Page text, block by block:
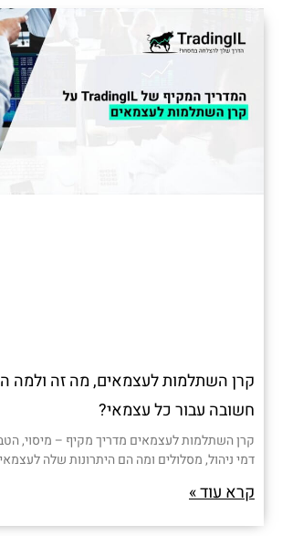
קרן השתלמות לעצמאים, מה זה ולמה
חשובה עבור כל עצמאי?
קרן השתלמות לעצמאים מדריך מקיף – מיסוי,
דמי ניהול, מסלולים ומה הם היתרונות שלה
קרא עוד »